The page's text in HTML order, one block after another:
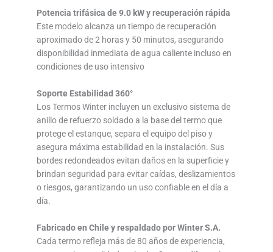
Potencia trifásica de 9.0 kW y recuperación rápida
Este modelo alcanza un tiempo de recuperación
aproximado de 2 horas y 50 minutos, asegurando
disponibilidad inmediata de agua caliente incluso en
condiciones de uso intensivo
Soporte Estabilidad 360°
Los Termos Winter incluyen un exclusivo sistema de
anillo de refuerzo soldado a la base del termo que
protege el estanque, separa el equipo del piso y
asegura máxima estabilidad en la instalación. Sus
bordes redondeados evitan daños en la superficie y
brindan seguridad para evitar caídas, deslizamientos
o riesgos, garantizando un uso confiable en el día a
día.
Fabricado en Chile y respaldado por Winter S.A.
Cada termo refleja más de 80 años de experiencia,